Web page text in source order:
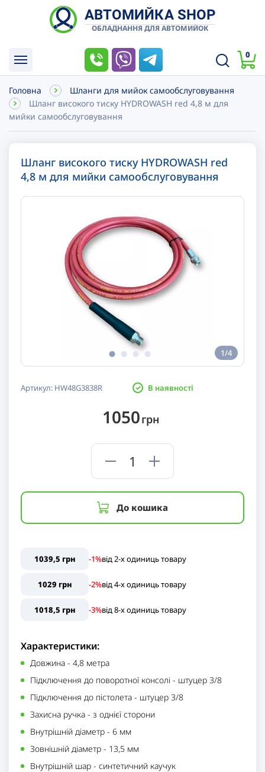
АВТОМИЙКА SHOP
ОБЛАДНАННЯ ДЛЯ АВТОМИЙОК
0
Головна
Шланги для мийок самообслуговування
Шланг високого тиску HYDROWASH red 4,8 м для
мийки самообслуговування
1/4
Шланг високого тиску HYDROWASH red
4,8 м для мийки самообслуговування
Артикул: HW48G3838R В наявності
1050грн
До кошика
1039,5 грн -1%від2-x одиницьтовару
1029 грн -2%від4-x одиницьтовару
1018,5 грн -3%від8-x одиницьтовару
Характеристики:
Довжина - 4,8 метра
Підключення до поворотної консолі - штуцер 3/8
Підключення до пістолета - штуцер 3/8
Захисна ручка - з однієї сторони
Внутрішній діаметр - 6 мм
Зовнішній діаметр - 13,5 мм
Внутрішній шар - синтетичний каучук